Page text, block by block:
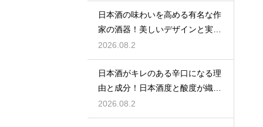
日本酒の味わいを高める有名な作
家の酒器！美しいデザインと実用
性を堪能
2026.08.2
日本酒がキレのある辛口になる理
由と成分！日本酒度と酸度が織り
なす味
2026.08.2